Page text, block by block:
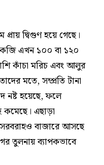
দ্বিগুণ হয়ে গেছে।
এখন ১০০ বা ১২০
কাঁচা মরিচ এবং আলুর
মতে, সম্প্রতি টানা
নষ্ট হয়েছে, ফলে
কমেছে। এছাড়া
বাজারে আসছে
তুলনায় ব্যাপকভাবে